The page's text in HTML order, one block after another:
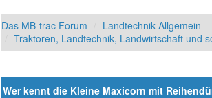
Das MB-trac Forum
Landtechnik Allgemein
Traktoren, Landtechnik, Landwirtschaft und
Wer kennt die Kleine Maxicorn mit